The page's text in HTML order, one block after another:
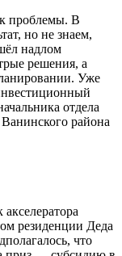
проблемы. В
но не знаем,
надлом
решения, а
Уже
отдела
района
резиденции Деда
что